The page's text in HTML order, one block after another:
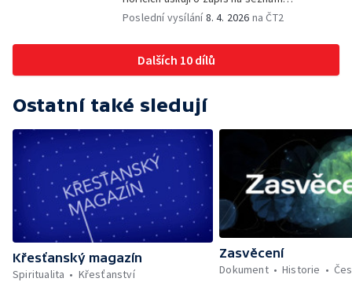
nehmotného kulturního dědictví UNESCO.
které byly uvedeny v roce 1978 na Hrádečku
v chalupě Václava Havla, jsou odlišné co do
charakteru i okolností svého uvedení. Jedno
biblický příběh.
Poslední vysílání8. 4. 2026 na ČT2
Dalších 10 dílů
Ostatní také sledují
Křesťanský magazín
Spiritualita
Křesťanství
Zasvěcení
Dokument
Historie